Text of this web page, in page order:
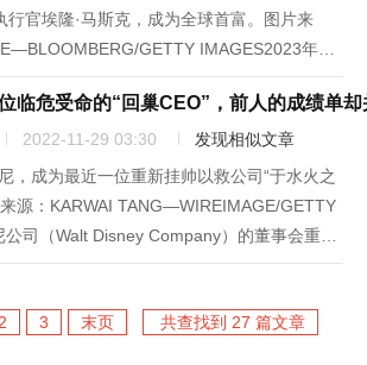
行官埃隆·马斯克，成为全球首富。图片来
GETTY IMAGES2023年，
价持续下跌，该公司在全球最有价值的公司
滑。由于该电动...
临危受命的“回巢CEO”，前人的成绩单
2022-11-29 03:30
发现相似文章
，成为最近一位重新挂帅以救公司“于水火之
源：KARWAI TANG—WIREIMAGE/GETTY
司（Walt Disney Company）的董事会重新
过迎回公司上一位成功的CEO来拯救公司困
2 3 末页 共查找到 27 篇文章